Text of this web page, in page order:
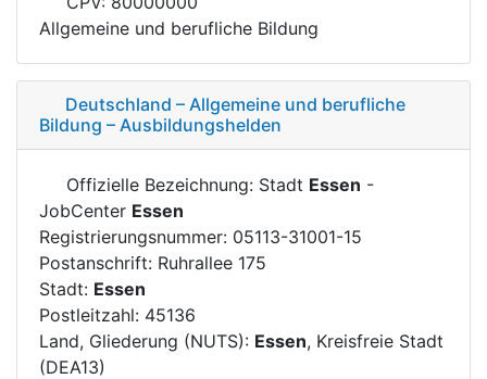
Allgemeine und berufliche Bildung
Deutschland – Allgemeine und berufliche
Bildung – Ausbildungshelden
Offizielle Bezeichnung: Stadt Essen -
JobCenter Essen
Registrierungsnummer: 05113-31001-15
Postanschrift: Ruhrallee 175
Stadt: Essen
Postleitzahl: 45136
Land, Gliederung (NUTS): Essen, Kreisfreie Stadt
(DEA13)